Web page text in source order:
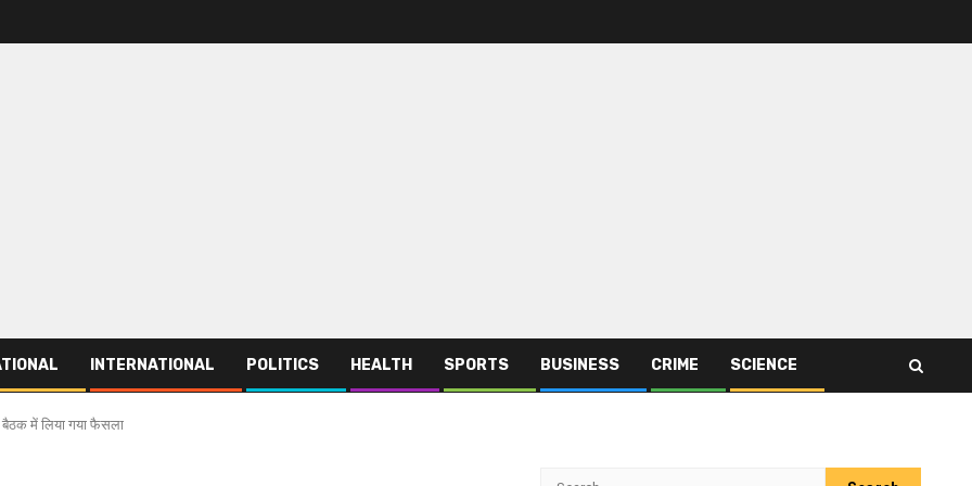
INTERNATIONAL POLITICS HEALTH SPORTS BUSINESS CRIME SCIENCE
बैठक में लिया गया फैसला
Search